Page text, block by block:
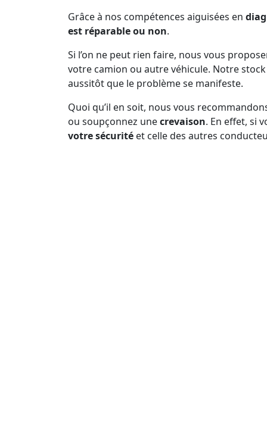
Grâce à nos compétences aiguisées en
est réparable ou non.
Si l’on ne peut rien faire, nous vous
votre camion ou autre véhicule. Notre
aussitôt que le problème se manifeste.
Quoi qu’il en soit, nous vous
ou soupçonnez unecrevaison. En effet, si
votre sécurité et celle des autres